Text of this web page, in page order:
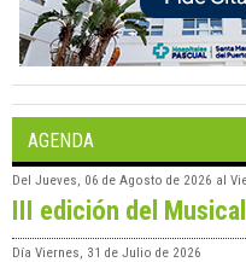
AGENDA
Del Jueves, 06 de Agosto de 2026 al
III edición del
Día Viernes, 31 de Julio de 2026